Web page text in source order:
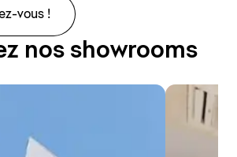
vous !
nos showrooms